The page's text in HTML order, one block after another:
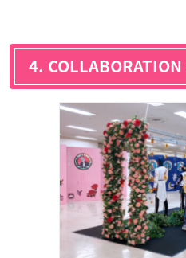
4. COLLABORATION